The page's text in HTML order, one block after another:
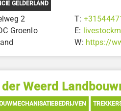
GELDERLAND
2
Groenlo
T:
E:
W: https://
Weerd